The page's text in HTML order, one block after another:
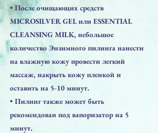
• После очищающих средств
MICROSILVER GEL или ESSENTIAL
CLEANSING MILK, небольшое
количество Энзимного пилинга нанести
на влажную кожу провести легкий
массаж, накрыть кожу пленкой и
оставить на 5-10 минут.
• Пилинг также может быть
рекомендован под вапоризатор на 5
минут.